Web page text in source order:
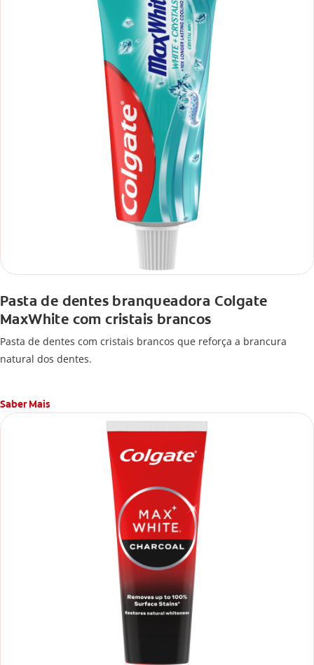
Pasta de dentes branqueadora Colgate
MaxWhite com cristais brancos
Pasta de dentes com cristais brancos que reforça a brancura
natural dos dentes.
Saber Mais